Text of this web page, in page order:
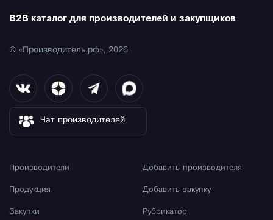
B2B каталог для производителей и закупщиков
© «Производитель.рф», 2026
Чат производителей
Производители
Продукция
Закупки
Добавить производителя
Добавить закупку
Рубрикатор